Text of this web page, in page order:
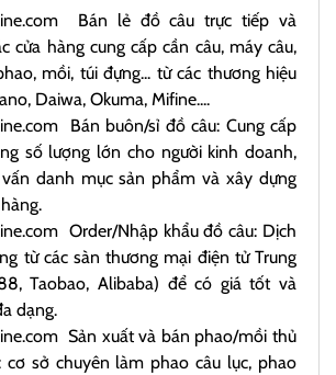
Bán lẻ đồ câu trực tiếp và
cửa hàng cung cấp cần câu, máy câu,
mồi, túi đựng... từ các thương hiệu
Daiwa, Okuma, Mifine....
Bán buôn/sỉ đồ câu: Cung cấp
số lượng lớn cho người kinh doanh,
danh mục sản phẩm và xây dựng
Order/Nhập khẩu đồ câu: Dịch
từ các sàn thương mại điện tử Trung
Taobao, Alibaba) để có giá tốt và
dạng.
Sản xuất và bán phao/mồi thủ
cơ sở chuyên làm phao câu lục, phao